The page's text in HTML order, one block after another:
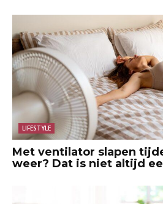
LIFESTYLE
Met ventilator slapen
weer? Dat is niet altijd